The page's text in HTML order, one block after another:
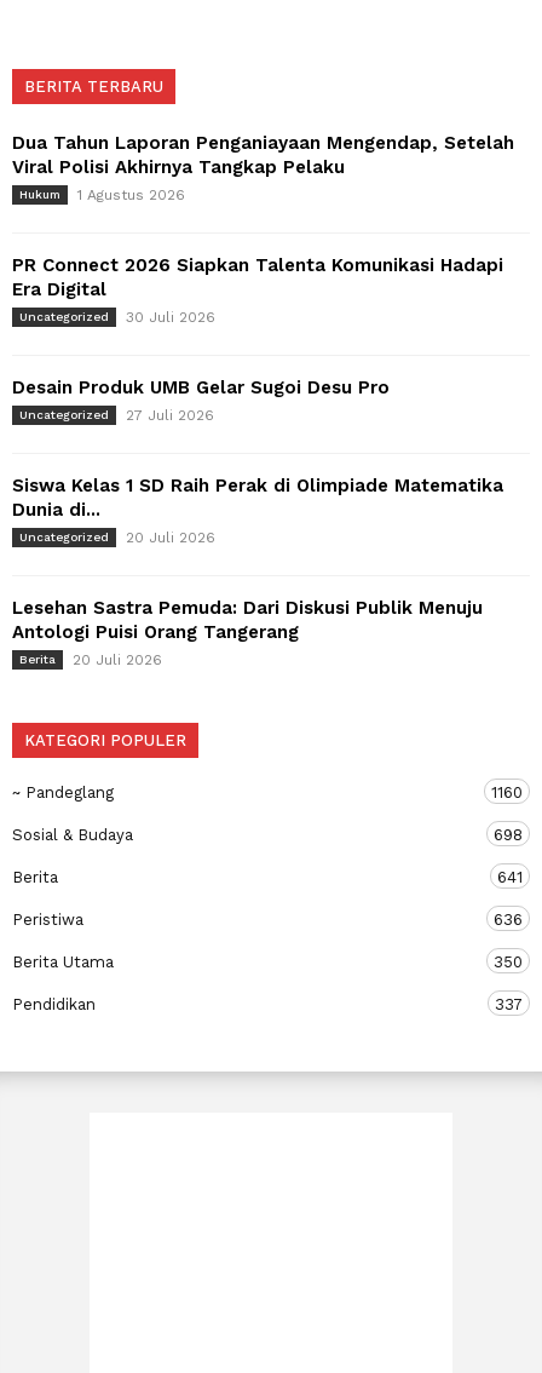
BERITA TERBARU
Dua Tahun Laporan Penganiayaan Mengendap, Setelah
Viral Polisi Akhirnya Tangkap Pelaku
Hukum 1 Agustus 2026
PR Connect 2026 Siapkan Talenta Komunikasi Hadapi
Era Digital
Uncategorized 30 Juli 2026
Desain Produk UMB Gelar Sugoi Desu Pro
Uncategorized 27 Juli 2026
Siswa Kelas 1 SD Raih Perak di Olimpiade Matematika
Dunia di...
Uncategorized 20 Juli 2026
Lesehan Sastra Pemuda: Dari Diskusi Publik Menuju
Antologi Puisi Orang Tangerang
Berita 20 Juli 2026
KATEGORI POPULER
~ Pandeglang 1160
Sosial & Budaya 698
Berita 641
Peristiwa 636
Berita Utama 350
Pendidikan 337